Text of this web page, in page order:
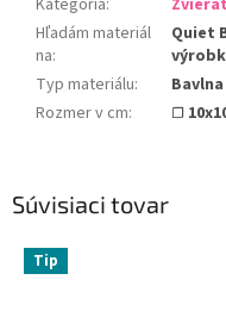
Súvisiaci tovar
Tip
Kategória:
Hľadám materiál
na:
Quiet
Typ materiálu:
Rozmer v cm: ☐